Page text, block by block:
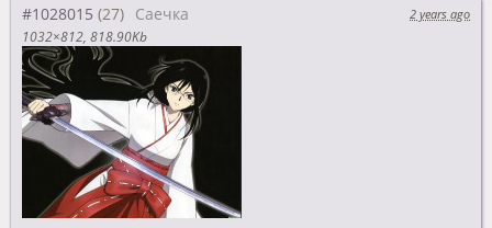
#1028015 Саечка
2 years ago
1032×812 818.90Kb